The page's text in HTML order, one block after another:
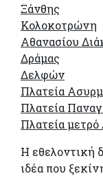
Ξάνθης
Κολοκοτρώνη
Αθανασίου
Δράμας
Δελφών
Πλατεία
Πλατεία
Πλατεία
Η εθελοντική
ιδέα που